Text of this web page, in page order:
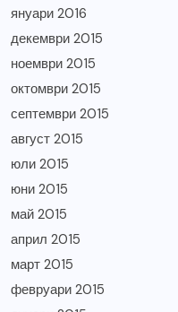
януари 2016
декември 2015
ноември 2015
октомври 2015
септември 2015
август 2015
юли 2015
юни 2015
май 2015
април 2015
март 2015
февруари 2015